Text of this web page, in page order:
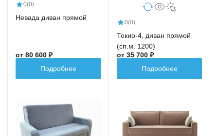
0(0)
Невада диван прямой
от 80 600 ₽
Подробнее
0(0)
Токио-4, диван прямой
(сп.м. 1200)
от 35 700 ₽
Подробнее